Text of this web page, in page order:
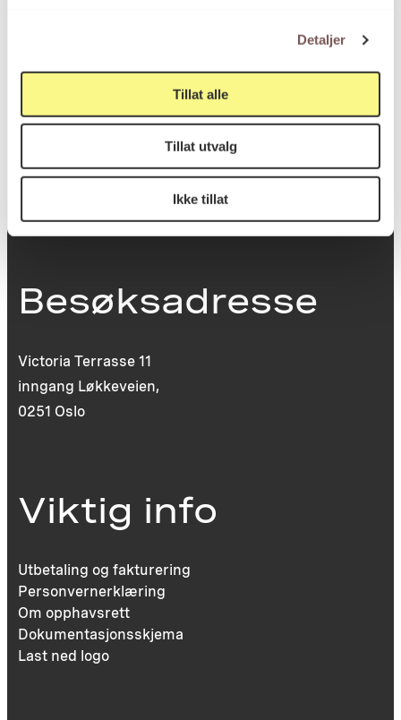
Detaljer
Tillat alle
Tillat utvalg
Ikke tillat
St. Olavs plass
post@koro.no
Besøksadresse
Victoria Terrasse 11
inngang Løkkeveien,
0251 Oslo
Viktig info
Utbetaling og fakturering
Personvernerklæring
Om opphavsrett
Dokumentasjonsskjema
Last ned logo